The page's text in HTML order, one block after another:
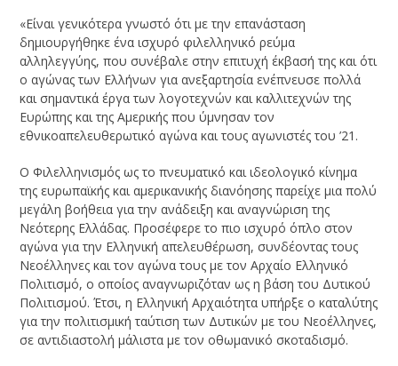
«Είναι γενικότερα γνωστό ότι με την επανάσταση
δημιουργήθηκε ένα ισχυρό φιλελληνικό ρεύμα
αλληλεγγύης, που συνέβαλε στην επιτυχή έκβασή της και ότι
ο αγώνας των Ελλήνων για ανεξαρτησία ενέπνευσε πολλά
και σημαντικά έργα των λογοτεχνών και καλλιτεχνών της
Ευρώπης και της Αμερικής που ύμνησαν τον
εθνικοαπελευθερωτικό αγώνα και τους αγωνιστές του ’21.
Ο Φιλελληνισμός ως το πνευματικό και ιδεολογικό κίνημα
της ευρωπαϊκής και αμερικανικής διανόησης παρείχε μια πολύ
μεγάλη βοήθεια για την ανάδειξη και αναγνώριση της
Νεότερης Ελλάδας. Προσέφερε το πιο ισχυρό όπλο στον
αγώνα για την Ελληνική απελευθέρωση, συνδέοντας τους
Νεοέλληνες και τον αγώνα τους με τον Αρχαίο Ελληνικό
Πολιτισμό, ο οποίος αναγνωριζόταν ως η βάση του Δυτικού
Πολιτισμού. Έτσι, η Ελληνική Αρχαιότητα υπήρξε ο καταλύτης
για την πολιτισμική ταύτιση των Δυτικών με του Νεοέλληνες,
σε αντιδιαστολή μάλιστα με τον οθωμανικό σκοταδισμό.